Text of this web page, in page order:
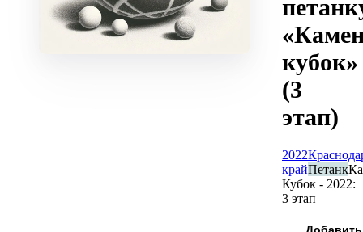
кубок»
(3
этап)
2022
крайПетанк
Кубок - 2022:
3 этап